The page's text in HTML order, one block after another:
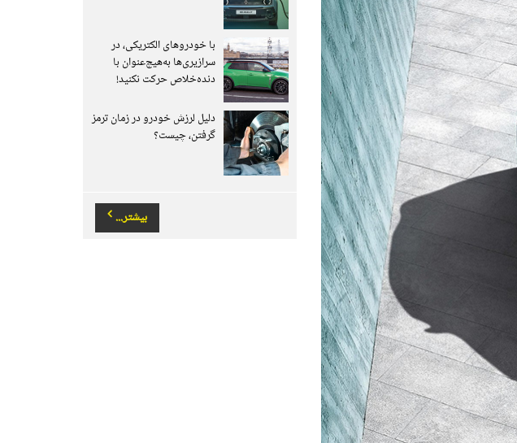
با خودروهای الکتریکی، در
سرازیری‌ها به‌هیچ‌عنوان با
دنده‌خلاص حرکت نکنید!
دلیل لرزش خودرو در زمان ترمز
گرفتن، چیست؟
بیشتر...